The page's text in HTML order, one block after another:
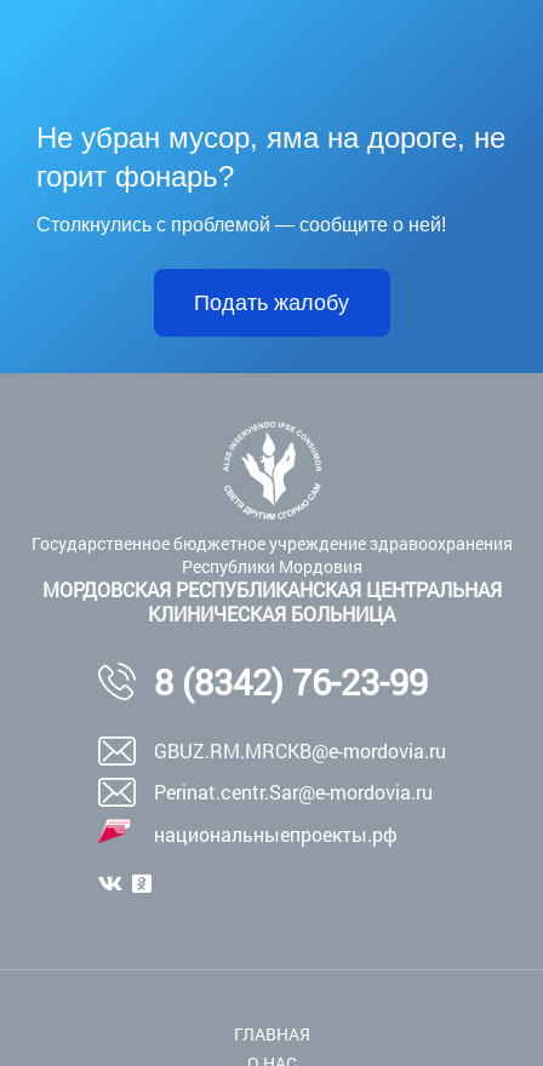
Не убран мусор, яма на дороге, не
горит фонарь?
Столкнулись с проблемой — сообщите о ней!
Подать жалобу
Государственное бюджетное учреждение здравоохранения
Республики Мордовия
МОРДОВСКАЯ РЕСПУБЛИКАНСКАЯ ЦЕНТРАЛЬНАЯ
КЛИНИЧЕСКАЯ БОЛЬНИЦА
8 (8342) 76-23-99
GBUZ.RM.MRCKB@e-mordovia.ru
Perinat.centr.Sar@e-mordovia.ru
национальныепроекты.рф
ГЛАВНАЯ